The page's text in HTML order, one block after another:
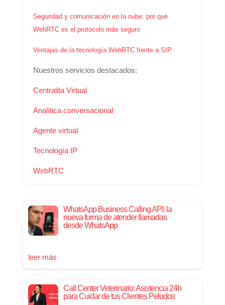
Seguridad y comunicación en la nube: por qué
WebRTC es el protocolo más seguro
Ventajas de la tecnología WebRTC frente a SIP
Nuestros servicios destacados:
Centralita Virtual
Analítica conversacional
Agente virtual
Tecnología IP
WebRTC
WhatsApp Business Calling API: la
nueva forma de atender llamadas
desde WhatsApp
leer más
Call Center Veterinario: Asistencia 24h
para Cuidar de tus Clientes Peludos